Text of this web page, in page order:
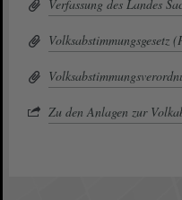
Verfassung des Landes
Volksabstimmungsgesetz
Zu den Anlagen zur